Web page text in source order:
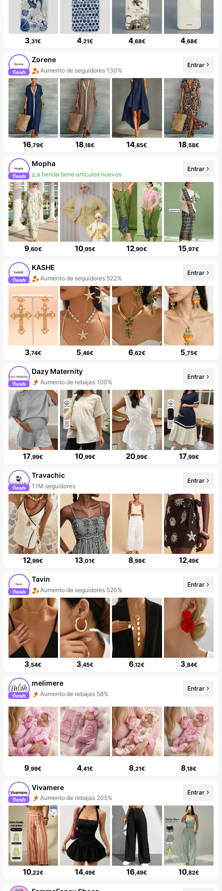
3 ,31€ 4 ,21€ 4,68€ 4,68€
Zorene
Aumento de seguidores 130%
Entrar
16 ,79€ 18 ,18€ 14 ,85€ 18 ,58€
Mopha
¡La tienda tiene artículos nuevos
Entrar
9,60€ 10,95€ 12,90€ 15,97€
KASHE
Aumento de seguidores 522%
Entrar
3,74€ 5,46€ 6,62€ 5,75€
Dazy Maternity
Aumento de rebajas 100%
Entrar
17,99€ 10,99€ 20,99€ 17,99€
Travachic
1.1M seguidores
Entrar
12,99€ 13,01€ 8,98€ 12,49€
Tavin
Aumento de seguidores 520%
Entrar
3,54€ 3,45€ 6,12€ 3,84€
melimere
Aumento de rebajas 58%
Entrar
9,99€ 4,41€ 8,21€ 8,18€
Vivamere
Aumento de rebajas 205%
Entrar
10,22€ 14,49€ 16,49€ 10,82€